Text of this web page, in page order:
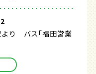
より バス｢福田営業